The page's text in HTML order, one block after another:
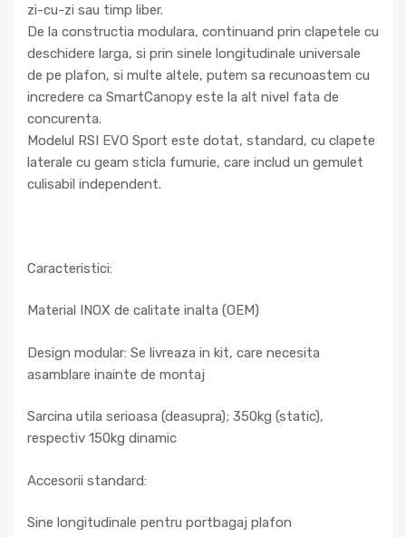
zi-cu-zi sau timp liber.
De la constructia modulara, continuand prin clapetele cu
deschidere larga, si prin sinele longitudinale universale
de pe plafon, si multe altele, putem sa recunoastem cu
incredere ca SmartCanopy este la alt nivel fata de
concurenta.
Modelul RSI EVO Sport este dotat, standard, cu clapete
laterale cu geam sticla fumurie, care includ un gemulet
culisabil independent.
Caracteristici:
Material INOX de calitate inalta (OEM)
Design modular: Se livreaza in kit, care necesita
asamblare inainte de montaj
Sarcina utila serioasa (deasupra); 350kg (static),
respectiv 150kg dinamic
Accesorii standard:
Sine longitudinale pentru portbagaj plafon